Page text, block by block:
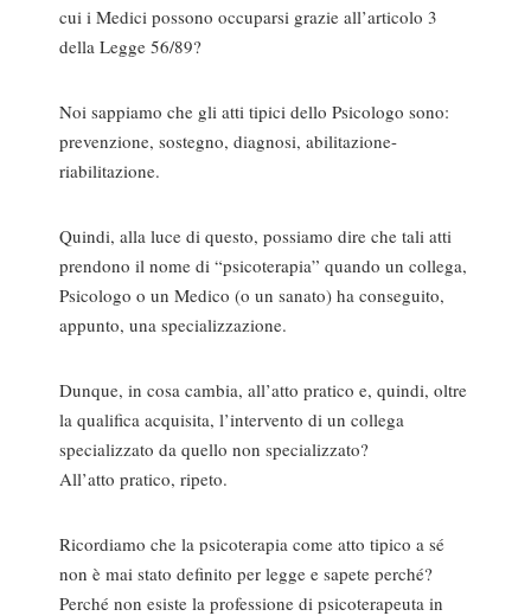
cui i Medici possono occuparsi grazie all’articolo 3
della Legge 56/89?
Noi sappiamo che gli atti tipici dello Psicologo sono:
prevenzione, sostegno, diagnosi, abilitazione-
riabilitazione.
Quindi, alla luce di questo, possiamo dire che tali atti
prendono il nome di “psicoterapia” quando un collega,
Psicologo o un Medico (o un sanato) ha conseguito,
appunto, una specializzazione.
Dunque, in cosa cambia, all’atto pratico e, quindi, oltre
la qualifica acquisita, l’intervento di un collega
specializzato da quello non specializzato?
All’atto pratico, ripeto.
Ricordiamo che la psicoterapia come atto tipico a sé
non è mai stato definito per legge e sapete perché?
Perché non esiste la professione di psicoterapeuta in